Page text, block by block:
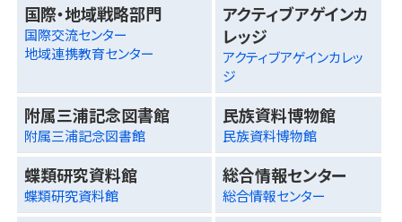
国際・地域戦略部門
国際交流センター
地域連携教育センター
アクティブアゲインカ
レッジ
アクティブアゲインカレッ
ジ
附属三浦記念図書館
附属三浦記念図書館
民族資料博物館
民族資料博物館
蝶類研究資料館
蝶類研究資料館
総合情報センター
総合情報センター